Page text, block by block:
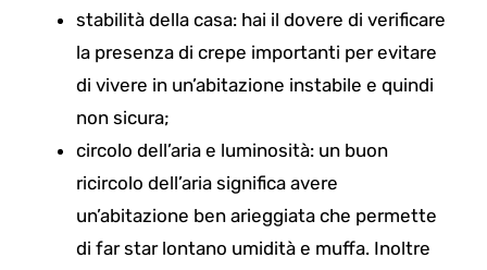
stabilità della casa: hai il dovere di verificare
la presenza di crepe importanti per evitare
di vivere in un’abitazione instabile e quindi
non sicura;
circolo dell’aria e luminosità: un buon
ricircolo dell’aria significa avere
un’abitazione ben arieggiata che permette
di far star lontano umidità e muffa. Inoltre